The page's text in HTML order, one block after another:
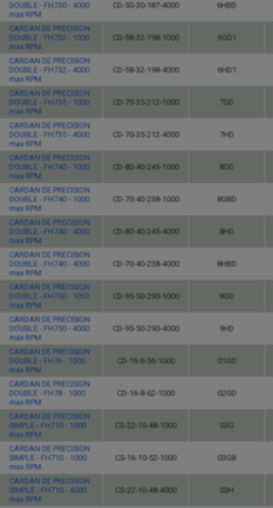
DOUBLE - FH730 - 4000
max RPM
CD-50-30-187-4000 6HBD
CARDAN DE PRECISION
DOUBLE - FH732 - 1000
max RPM
CD-58-32-198-1000 6GD1
CARDAN DE PRECISION
DOUBLE - FH732 - 4000
max RPM
CD-58-32-198-4000 6HD1
CARDAN DE PRECISION
DOUBLE - FH735 - 1000
max RPM
CD-70-35-212-1000 7GD
CARDAN DE PRECISION
DOUBLE - FH735 - 4000
max RPM
CD-70-35-212-4000 7HD
CARDAN DE PRECISION
DOUBLE - FH740 - 1000
max RPM
CD-80-40-245-1000 8GD
CARDAN DE PRECISION
DOUBLE - FH740 - 1000
max RPM
CD-70-40-238-1000 8GBD
CARDAN DE PRECISION
DOUBLE - FH740 - 4000
max RPM
CD-80-40-245-4000 8HD
CARDAN DE PRECISION
DOUBLE - FH740 - 4000
max RPM
CD-70-40-238-4000 8HBD
CARDAN DE PRECISION
DOUBLE - FH750 - 1000
max RPM
CD-95-50-290-1000 9GD
CARDAN DE PRECISION
DOUBLE - FH750 - 4000
max RPM
CD-95-50-290-4000 9HD
CARDAN DE PRECISION
DOUBLE - FH76 - 1000
max RPM
CD-16-6-56-1000 01GD
CARDAN DE PRECISION
DOUBLE - FH78 - 1000
max RPM
CD-16-8-62-1000 02GD
CARDAN DE PRECISION
SIMPLE - FH710 - 1000
max RPM
CS-22-10-48-1000 03G
CARDAN DE PRECISION
SIMPLE - FH710 - 1000
max RPM
CS-16-10-52-1000 03GB
CARDAN DE PRECISION
SIMPLE - FH710 - 4000
max RPM
CS-22-10-48-4000 03H